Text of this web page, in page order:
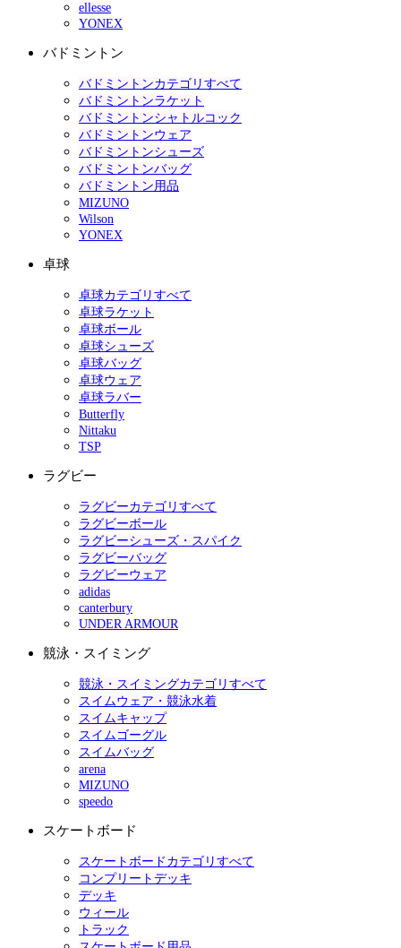
ellesse
YONEX
バドミントン
バドミントンカテゴリすべて
バドミントンラケット
バドミントンシャトルコック
バドミントンウェア
バドミントンシューズ
バドミントンバッグ
バドミントン用品
MIZUNO
Wilson
YONEX
卓球
卓球カテゴリすべて
卓球ラケット
卓球ボール
卓球シューズ
卓球バッグ
卓球ウェア
卓球ラバー
Butterfly
Nittaku
TSP
ラグビー
ラグビーカテゴリすべて
ラグビーボール
ラグビーシューズ・スパイク
ラグビーバッグ
ラグビーウェア
adidas
canterbury
UNDER ARMOUR
競泳・スイミング
競泳・スイミングカテゴリすべて
スイムウェア・競泳水着
スイムキャップ
スイムゴーグル
スイムバッグ
arena
MIZUNO
speedo
スケートボード
スケートボードカテゴリすべて
コンプリートデッキ
デッキ
ウィール
トラック